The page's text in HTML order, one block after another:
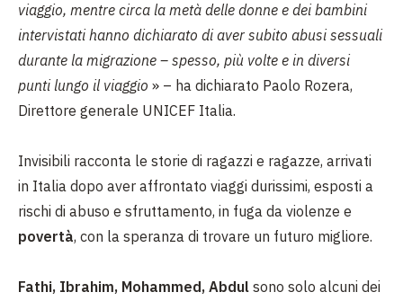
viaggio, mentre circa la metà delle donne e dei bambini
intervistati hanno dichiarato di aver subito abusi sessuali
durante la migrazione – spesso, più volte e in diversi
punti lungo il viaggio » – ha dichiarato Paolo Rozera,
Direttore generale UNICEF Italia.
Invisibili racconta le storie di ragazzi e ragazze, arrivati
in Italia dopo aver affrontato viaggi durissimi, esposti a
rischi di abuso e sfruttamento, in fuga da violenze e
povertà, con la speranza di trovare un futuro migliore.
Fathi, Ibrahim, Mohammed, Abdul sono solo alcuni dei